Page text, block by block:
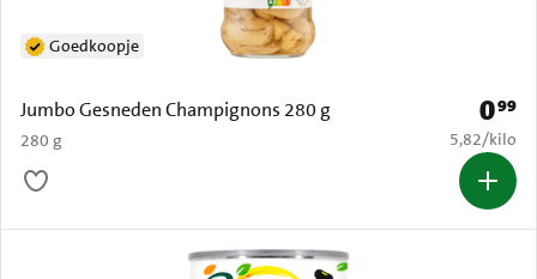
Jumbo Gesneden Champignons 280 g
280 g
Goedkoopje
Prijs:
099
€ 5,82 per
5,82/kilo